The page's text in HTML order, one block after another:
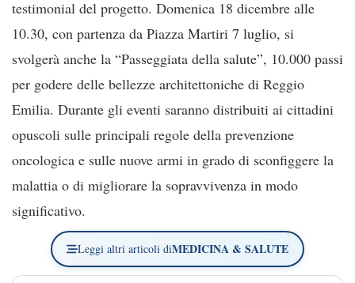
testimonial del progetto. Domenica 18 dicembre alle
10.30, con partenza da Piazza Martiri 7 luglio, si
svolgerà anche la “Passeggiata della salute”, 10.000 passi
per godere delle bellezze architettoniche di Reggio
Emilia. Durante gli eventi saranno distribuiti ai cittadini
opuscoli sulle principali regole della prevenzione
oncologica e sulle nuove armi in grado di sconfiggere la
malattia o di migliorare la sopravvivenza in modo
significativo.
Leggi altri articoli diMEDICINA & SALUTE